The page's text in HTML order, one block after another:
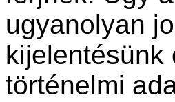
ugyanolyan
kijelentésünk
történelmi